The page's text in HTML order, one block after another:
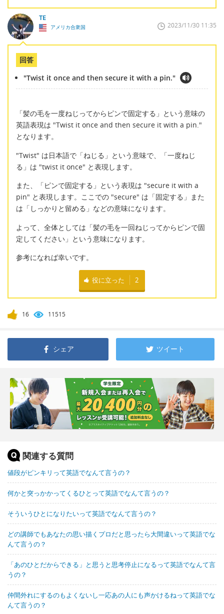
TE
アメリカ合衆国 2023/11/30 11:35
回答
"Twist it once and then secure it with a pin."
「髪の毛を一度ねじってからピンで固定する」という意味の
英語表現は "Twist it once and then secure it with a pin."
となります。
"Twist" は日本語で「ねじる」という意味で、「一度ねじ
る」は "twist it once" と表現します。
また、「ピンで固定する」という表現は "secure it with a
pin" と表現します。ここでの "secure" は「固定する」また
は「しっかりと留める」などの意味になります。
よって、全体としては「髪の毛を一回ねじってからピンで固
定してください」という意味になります。
参考になれば幸いです。
役に立った 2
16 11515
シェア ツイート
関連する質問
値段がピンキリって英語でなんて言うの？
何かと突っかかってくるひとって英語でなんて言うの？
そういうひとになりたいって英語でなんて言うの？
どの講師でもあなたの思い描くプロだと思ったら大間違いって英語でな
んて言うの？
「あのひとだからできる」と思うと思考停止になるって英語でなんて言
うの？
仲間外れにするのもよくないし一応あの人にも声かけるねって英語でな
んて言うの？